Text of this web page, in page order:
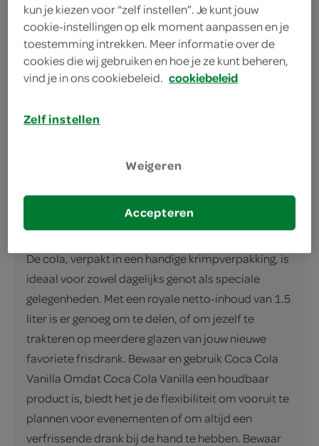
omschrijving
Ontdek de Zachte Smaak van Coca Cola Vanilla
Cola Vanilla een unieke twist gegeven aan de
drank neemt je mee op een zoete reis met de
van het gevierde A-merk Coca Cola, staat deze
variant garant voor de kwaliteit en smaak die je
De cola, verpakt in een handige krimpverpakking, is
ideaal voor zowel dagelijks genot als speciale
gelegenheden. Met een royale netto-inhoud van 1.5
liter is er genoeg om te delen, of om jezelf te
trakteren op meerdere glazen van jouw nieuwe
favoriete frisdrank. Bewaar en gebruik Coca Cola
Vanilla Omdat Coca Cola Vanilla een houdbaar
product is, biedt het je de flexibiliteit om vooruit te
plannen voor evenementen of om altijd een
verfrissende drank bij de hand te hebben. Bewaar
kun je kiezen voor “zelf instellen”. Je kunt jouw
cookie-instellingen op elk moment aanpassen en je
toestemming intrekken. Meer informatie over de
cookies die wij gebruiken en hoe je ze kunt beheren,
vind je in ons cookiebeleid. cookiebeleid
Zelf instellen
Weigeren
Accepteren